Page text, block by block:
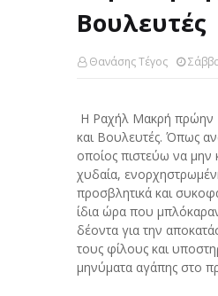
Βουλευτές
Θανάσης Τέγος
Η Ραχήλ Μακρή πρώην
και Βουλευτές. Όπως
οποίος πιστεύω να μην
χυδαία,
προσβλητικά και
ίδια ώρα που
δέοντα για την
τους φίλους και
μηνύματα αγάπης στο